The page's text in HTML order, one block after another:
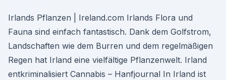
Irlands Pflanzen | Ireland.com Irlands Flora und
Fauna sind einfach fantastisch. Dank dem Golfstrom,
Landschaften wie dem Burren und dem regelmäßigen
Regen hat Irland eine vielfältige Pflanzenwelt. Irland
entkriminalisiert Cannabis – Hanfjournal In Irland ist